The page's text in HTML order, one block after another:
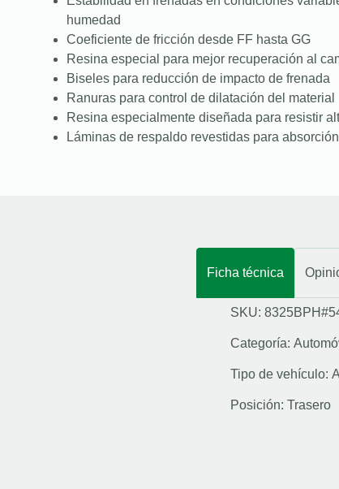
humedad
Coeficiente de fricción desde FF hasta GG
Resina especial para mejor recuperación al
Biseles para reducción de impacto de frenada
Ranuras para control de dilatación del material
Resina especialmente diseñada para resistir
Láminas de respaldo revestidas para
Ficha técnica
SKU:
Categoría:
Tipo de vehículo:
Posición: Trasero